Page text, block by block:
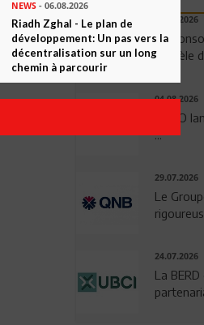
06.08.2026
Un
modèle
04.08.2026
OPPO
...
29.07.2026
Le
24.07.2026
La
NEWS- 06.08.2026
Riadh Zghal - Le plan de
développement: Un pas vers la
décentralisation sur un long
chemin à parcourir